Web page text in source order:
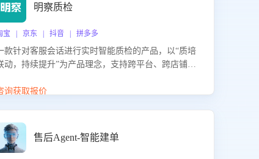
明察质检
宝 | 京东 | 抖音 | 拼多多
款针对客服会话进行实时智能质检的产品，以“质培
动，持续提升”为产品理念，支持跨平台、跨店铺的
动，持续提升客服团队的销服能力。
询获取报价
售后Agent-智能建单